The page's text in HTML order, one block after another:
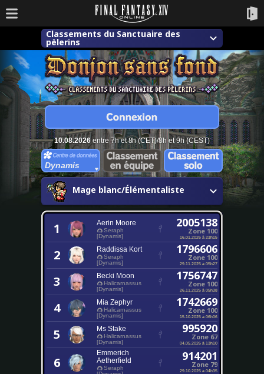
Classements du Sanctuaire des
pèlerins
10.08.2026entre 7h et 8h (CET)/8h et 9h (CEST)
Dynamis
Mage blanc/Élémentaliste
1 Aerin Moore
Seraph
[Dynamis]
2005138
Zone 100
16.01.2026 à 23h15
2 Raddissa Kort
Seraph
[Dynamis]
1796606
Zone 100
29.11.2025 à 05h27
3 Becki Moon
Halicarnassus
[Dynamis]
1756747
Zone 100
26.11.2025 à 05h38
4 Mia Zephyr
Halicarnassus
[Dynamis]
1742669
Zone 100
15.10.2025 à 06h06
5 Ms Stake
Halicarnassus
[Dynamis]
995920
Zone 67
04.05.2026 à 13h10
6
Emmerich
Aetherfield
Seraph
914201
Zone 79
29.10.2025 à 04h35